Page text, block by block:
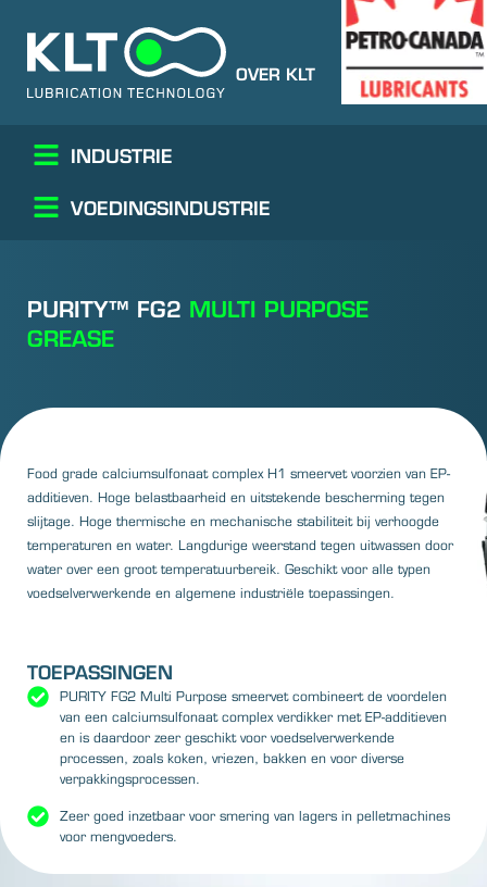
OVER KLT
CONTACT
PC
INDUSTRIE
VOEDINGSINDUSTRIE
PURITY™ FG2 MULTI PURPOSE
GREASE
Food grade calciumsulfonaat complex H1 smeervet voorzien van EP-
additieven. Hoge belastbaarheid en uitstekende bescherming tegen
slijtage. Hoge thermische en mechanische stabiliteit bij verhoogde
temperaturen en water. Langdurige weerstand tegen uitwassen door
water over een groot temperatuurbereik. Geschikt voor alle typen
voedselverwerkende en algemene industriële toepassingen.
TOEPASSINGEN
PURITY FG2 Multi Purpose smeervet combineert de voordelen
van een calciumsulfonaat complex verdikker met EP-additieven
en is daardoor zeer geschikt voor voedselverwerkende
processen, zoals koken, vriezen, bakken en voor diverse
verpakkingsprocessen.
Zeer goed inzetbaar voor smering van lagers in pelletmachines
voor mengvoeders.